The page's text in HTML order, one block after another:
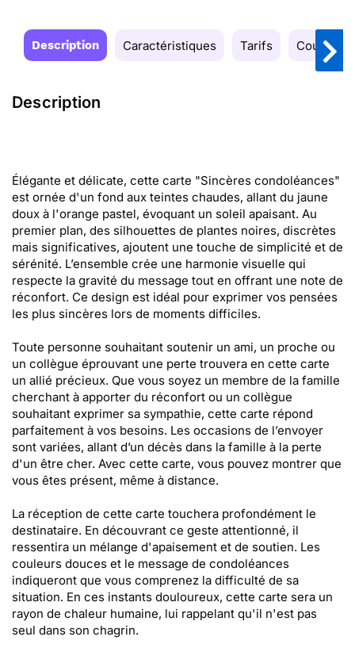
Description Caractéristiques Tarifs Couleurs
Description
Élégante et délicate, cette carte "Sincères condoléances"
est ornée d'un fond aux teintes chaudes, allant du jaune
doux à l'orange pastel, évoquant un soleil apaisant. Au
premier plan, des silhouettes de plantes noires, discrètes
mais significatives, ajoutent une touche de simplicité et de
sérénité. L’ensemble crée une harmonie visuelle qui
respecte la gravité du message tout en offrant une note de
réconfort. Ce design est idéal pour exprimer vos pensées
les plus sincères lors de moments difficiles.
Toute personne souhaitant soutenir un ami, un proche ou
un collègue éprouvant une perte trouvera en cette carte
un allié précieux. Que vous soyez un membre de la famille
cherchant à apporter du réconfort ou un collègue
souhaitant exprimer sa sympathie, cette carte répond
parfaitement à vos besoins. Les occasions de l’envoyer
sont variées, allant d’un décès dans la famille à la perte
d'un être cher. Avec cette carte, vous pouvez montrer que
vous êtes présent, même à distance.
La réception de cette carte touchera profondément le
destinataire. En découvrant ce geste attentionné, il
ressentira un mélange d'apaisement et de soutien. Les
couleurs douces et le message de condoléances
indiqueront que vous comprenez la difficulté de sa
situation. En ces instants douloureux, cette carte sera un
rayon de chaleur humaine, lui rappelant qu'il n'est pas
seul dans son chagrin.